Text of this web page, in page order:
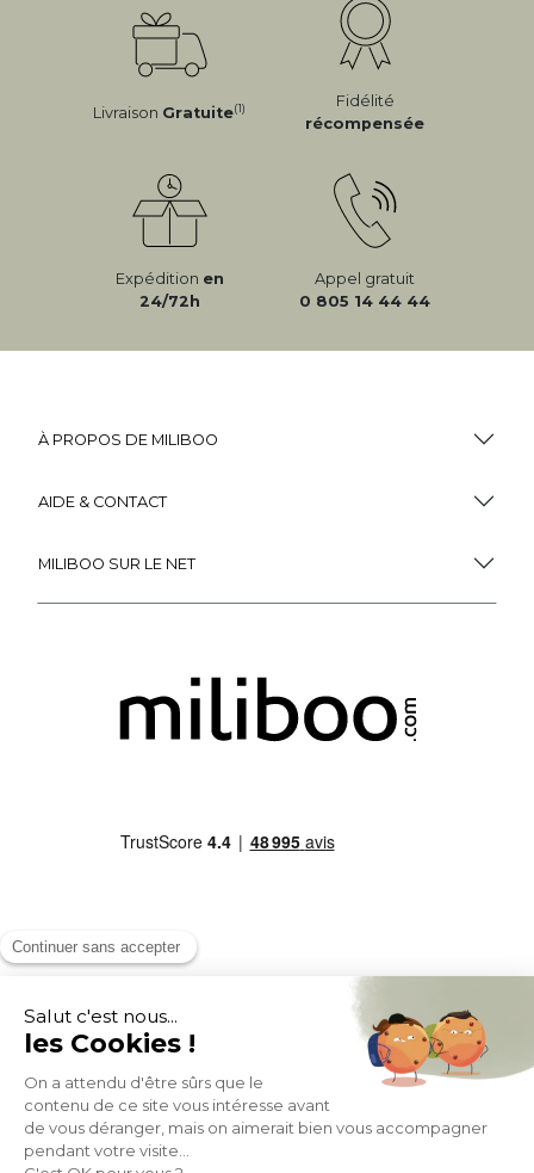
Livraison Gratuite(1)
Fidélité
récompensée
Expédition en
24/72h
Appel gratuit
0 805 14 44 44
À PROPOS DE MILIBOO
AIDE & CONTACT
MILIBOO SUR LE NET
MOYENS DE PAIEMENT